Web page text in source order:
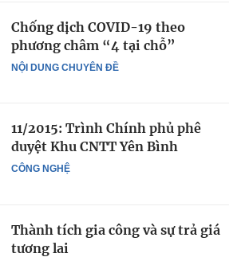
NỘI DUNG CHUYÊN ĐỀ
Chống dịch COVID-19 theo
phương châm “4 tại chỗ”
CÔNG NGHỆ
11/2015: Trình Chính phủ phê
duyệt Khu CNTT Yên Bình
Thành tích gia công và sự trả giá
tương lai